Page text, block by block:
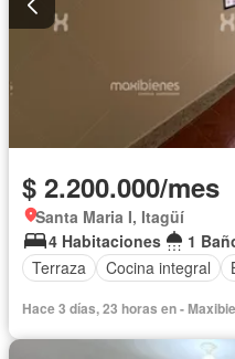
$ 2.200.000/mes
Santa Maria I, Itagüí
4 Habitaciones
1
Terraza
Cocina integral
Hace 3 días, 23 horas en -